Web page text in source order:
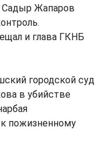
Садыр Жапаров
и глава ГКНБ
городской суд
в убийстве
пожизненному